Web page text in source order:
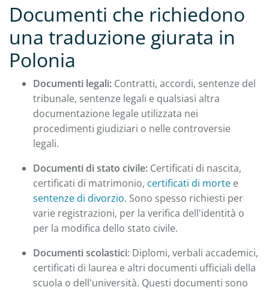
Documenti che richiedono
una traduzione giurata in
Polonia
Documenti legali: Contratti, accordi, sentenze del
tribunale, sentenze legali e qualsiasi altra
documentazione legale utilizzata nei
procedimenti giudiziari o nelle controversie
legali.
Documenti di stato civile: Certificati di nascita,
certificati di matrimonio, certificati di morte e
sentenze di divorzio. Sono spesso richiesti per
varie registrazioni, per la verifica dell'identità o
per la modifica dello stato civile.
Documenti scolastici: Diplomi, verbali accademici,
certificati di laurea e altri documenti ufficiali della
scuola o dell'università. Questi documenti sono